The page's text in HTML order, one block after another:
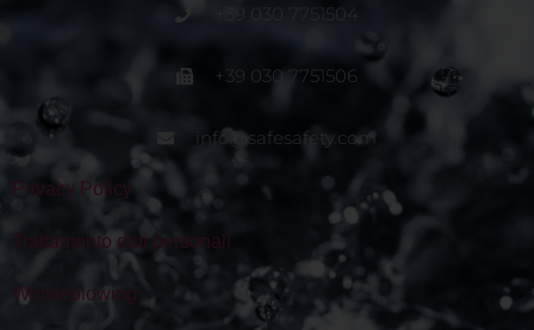
+39 030 7751504
+39 030 7751506
info@safesafety.com
Privacy Policy
Trattamento dati personali
Whisleblowing